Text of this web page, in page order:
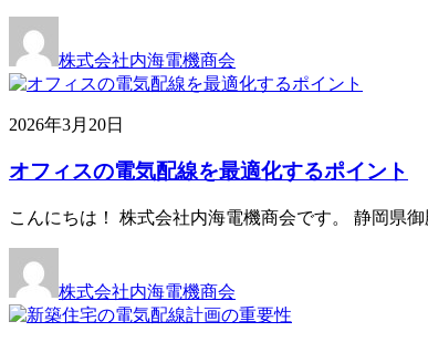
株式会社内海電機商会
2026年3月20日
オフィスの電気配線を最適化するポイント
こんにちは！ 株式会社内海電機商会です。 静岡県
株式会社内海電機商会